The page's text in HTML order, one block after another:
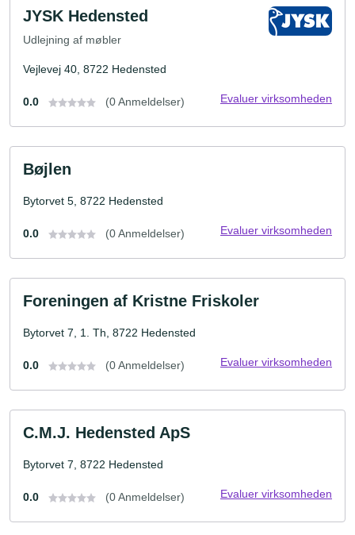
JYSK Hedensted
Udlejning af møbler
Vejlevej 40, 8722 Hedensted
0.0 (0 Anmeldelser) Evaluer virksomheden
Bøjlen
Bytorvet 5, 8722 Hedensted
0.0 (0 Anmeldelser) Evaluer virksomheden
Foreningen af Kristne Friskoler
Bytorvet 7, 1. Th, 8722 Hedensted
0.0 (0 Anmeldelser) Evaluer virksomheden
C.M.J. Hedensted ApS
Bytorvet 7, 8722 Hedensted
0.0 (0 Anmeldelser) Evaluer virksomheden